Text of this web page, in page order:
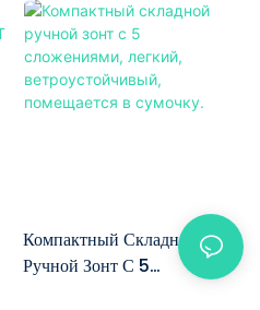
Водостойкий, С
Полуавтоматическим
Складыванием В 3
Положения.
цифровым принтом в виде
звездного неба. Благодаря 8
спицам, обеспечивающим
повышенную прочность, он
идеальным спутником в
непредсказуемую погоду.
Полуавтоматический
Компактный Складной
Ручной Зонт С 5